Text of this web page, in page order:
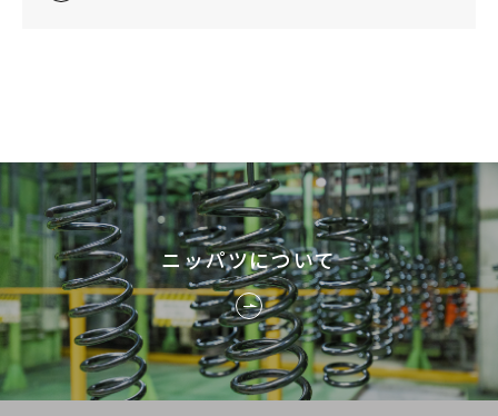
ニッパツについて